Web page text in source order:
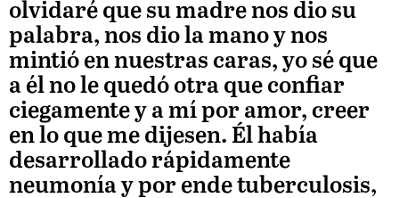
olvidaré que su madre nos dio su
palabra, nos dio la mano y nos
mintió en nuestras caras, yo sé que
a él no le quedó otra que confiar
ciegamente y a mí por amor, creer
en lo que me dijesen. Él había
desarrollado rápidamente
neumonía y por ende tuberculosis,